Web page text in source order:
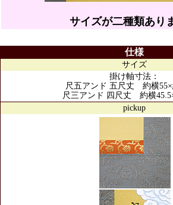
サイズが二種類あり
仕様
サイズ
掛け軸寸法：
尺五アンド 五尺丈 約横55×
尺三アンド 四尺丈 約横
pickup